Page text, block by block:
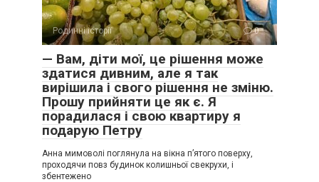
Родинні історії 0
— Вам, діти мої, це рішення може
здатися дивним, але я так
вирішила і свого рішення не зміню.
Прошу прийняти це як є. Я
порадилася і свою квартиру я
подарую Петру
Анна мимоволі поглянула на вікна п’ятого поверху,
проходячи повз будинок колишньої свекрухи, і
збентежено